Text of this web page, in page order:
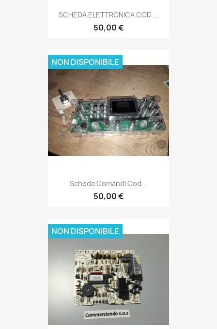
SCHEDA ELETTRONICA COD....
50,00 €
Scheda Comandi Cod...
50,00 €
NON DISPONIBILE
NON DISPONIBILE